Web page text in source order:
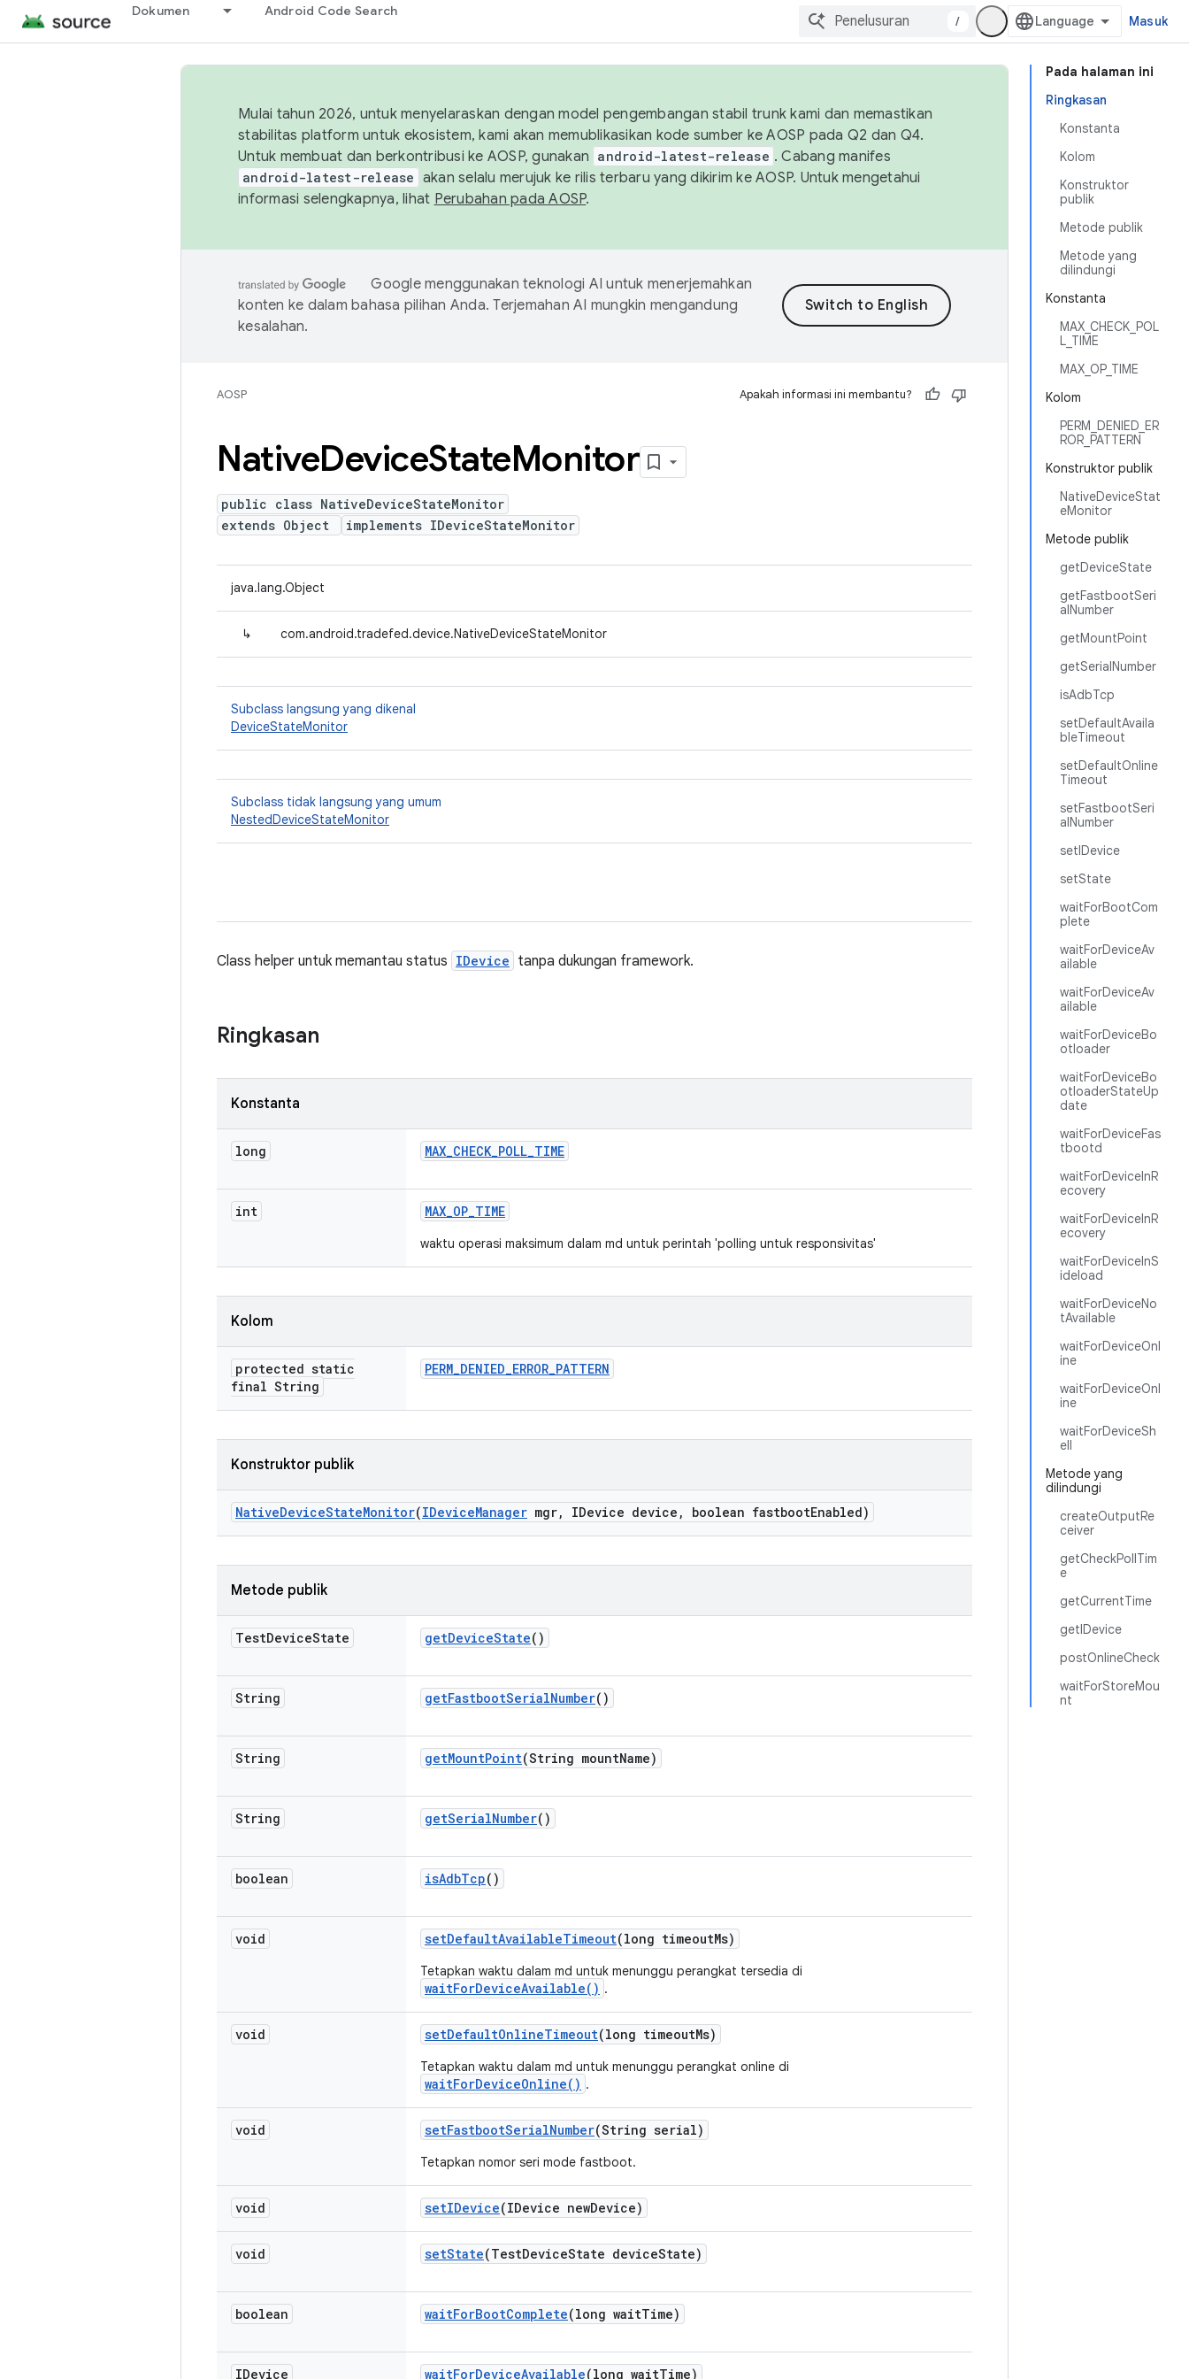
Dokumen Android Code Search
/ Masuk
Pada halaman ini
Ringkasan
Konstanta
Kolom
Konstruktor
publik
Metode publik
Metode yang
dilindungi
Konstanta
MAX_CHECK_POL
L_TIME
MAX_OP_TIME
Kolom
PERM_DENIED_ER
ROR_PATTERN
Konstruktor publik
NativeDeviceStat
eMonitor
Metode publik
getDeviceState
getFastbootSeri
alNumber
getMountPoint
getSerialNumber
isAdbTcp
setDefaultAvaila
bleTimeout
setDefaultOnline
Timeout
setFastbootSeri
alNumber
setIDevice
setState
waitForBootCom
plete
waitForDeviceAv
ailable
waitForDeviceAv
ailable
waitForDeviceBo
otloader
waitForDeviceBo
otloaderStateUp
date
waitForDeviceFas
tbootd
waitForDeviceInR
ecovery
waitForDeviceInR
ecovery
waitForDeviceInS
ideload
waitForDeviceNo
tAvailable
waitForDeviceOnl
ine
waitForDeviceOnl
ine
waitForDeviceSh
ell
Metode yang
dilindungi
createOutputRe
ceiver
getCheckPollTim
e
getCurrentTime
getIDevice
postOnlineCheck
waitForStoreMou
nt
Mulai tahun 2026, untuk menyelaraskan dengan model pengembangan stabil trunk kami dan memastikan
stabilitas platform untuk ekosistem, kami akan memublikasikan kode sumber ke AOSP pada Q2 dan Q4.
Untuk membuat dan berkontribusi ke AOSP, gunakan android-latest-release . Cabang manifes
android-latest-release akan selalu merujuk ke rilis terbaru yang dikirim ke AOSP. Untuk mengetahui
informasi selengkapnya, lihat Perubahan pada AOSP.
Google menggunakan teknologi AI untuk menerjemahkan
konten ke dalam bahasa pilihan Anda. Terjemahan AI mungkin mengandung
kesalahan.
AOSP Apakah informasi ini membantu?
NativeDeviceStateMonitor
public class NativeDeviceStateMonitor
extends Object
implements IDeviceStateMonitor
java.lang.Object
↳ com.android.tradefed.device.NativeDeviceStateMonitor
Subclass langsung yang dikenal
DeviceStateMonitor
Subclass tidak langsung yang umum
NestedDeviceStateMonitor
Class helper untuk memantau status IDevice tanpa dukungan framework.
Ringkasan
Konstanta
long MAX_CHECK_POLL_TIME
int MAX_OP_TIME
waktu operasi maksimum dalam md untuk perintah 'polling untuk responsivitas'
Kolom
protected static
final String
PERM_DENIED_ERROR_PATTERN
Konstruktor publik
NativeDeviceStateMonitor(IDeviceManager mgr, IDevice device , boolean fastbootEnabled)
Metode publik
TestDeviceState getDeviceState()
String getFastbootSerialNumber()
String getMountPoint(String mountName)
String getSerialNumber()
boolean isAdbTcp()
void setDefaultAvailableTimeout(long timeoutMs)
Tetapkan waktu dalam md untuk menunggu perangkat tersedia di
waitForDeviceAvailable() .
void setDefaultOnlineTimeout(long timeoutMs)
Tetapkan waktu dalam md untuk menunggu perangkat online di
waitForDeviceOnline() .
void setFastbootSerialNumber(String serial)
Tetapkan nomor seri mode fastboot.
void setIDevice(IDevice newDevice)
void setState(TestDeviceState deviceState)
boolean waitForBootComplete(long waitTime)
IDevice waitForDeviceAvailable(long waitTime)